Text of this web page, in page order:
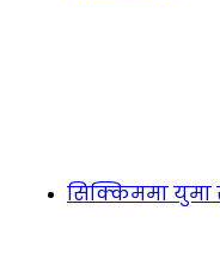
सिक्किममा युमा